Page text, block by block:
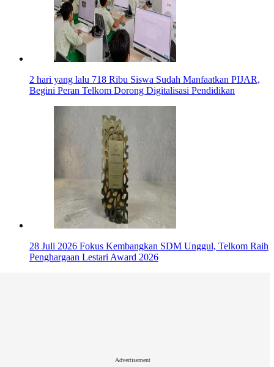
2 hari yang lalu 718 Ribu Siswa Sudah Manfaatkan PIJAR,
Begini Peran Telkom Dorong Digitalisasi Pendidikan
28 Juli 2026 Fokus Kembangkan SDM Unggul, Telkom Raih
Penghargaan Lestari Award 2026
Advertisement